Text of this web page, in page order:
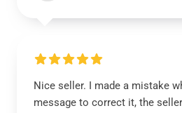
Nice seller. I made a mistake
message to correct it, the